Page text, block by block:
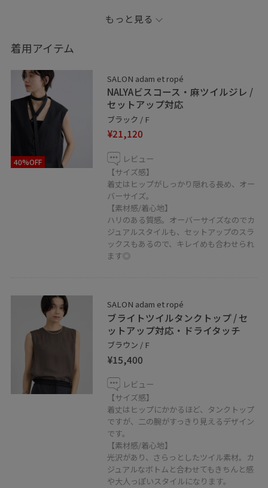
ジレと足元をブラックで合わせて
引き締めてコーディネートしました。
※記載のないアイテムは私物です。
※撮影場所やライティング、お使いのモニター環境によ
って
色の見え方が異なる場合がございます。
※商品のカラーは詳細画像の色味をご参照ください。
@salonadametrope_michiru
SALON adam et ropéの情報は勿論、
私服やリアルバイ、日常もアップしていきます！
・SNaP/Me
コーディネートを気に入って頂けたら
アイコンクリック→“♡フォローする”
を押して頂けると励みになります！
・店舗公式LINE
商品の在庫状況などお問い合わせは
アトレ恵比寿店公式LINEが便利です
もっと見る
着用アイテム
40%OFF
SALON adam et ropé
NALYAビスコース・麻ツイルジレ /
セットアップ対応
ブラック / F
¥21,120
レビュー
【サイズ感】
着丈はヒップがしっかり隠れる長め、オー
バーサイズ。
【素材感/着心地】
ハリのある質感。オーバーサイズなのでカ
ジュアルスタイルも、セットアップのスラ
ックスもあるので、キレイめも合わせられ
ます◎
SALON adam et ropé
ブライトツイルタンクトップ / セ
ットアップ対応・ドライタッチ
ブラウン / F
¥15,400
レビュー
【サイズ感】
着丈はヒップにかかるほど、タンクトップ
ですが、二の腕がすっきり見えるデザイン
です。
【素材感/着心地】
光沢があり、さらっとしたツイル素材。カ
ジュアルなボトムと合わせてもきちんと感
や大人っぽいスタイルになります。